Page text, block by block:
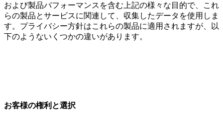
および製品パフォーマンスを含む上記の様々な目的で、これ
らの製品とサービスに関連して、収集したデータを使用しま
す。プライバシー方針はこれらの製品に適用されますが、以
下のようないくつかの違いがあります。
お客様の権利と選択